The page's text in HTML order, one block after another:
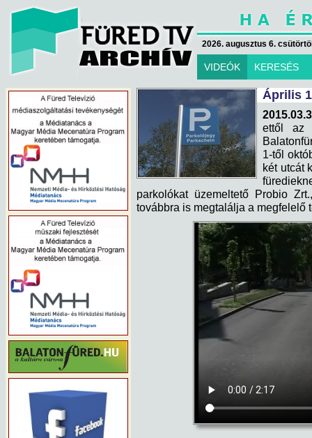
2026. augusztus 6.
VIDEÓK KERESÉS
Április
ettől az
1-től
két utcát
parkolókat üzemeltető Probio
továbbra is megtalálja a megfelelő